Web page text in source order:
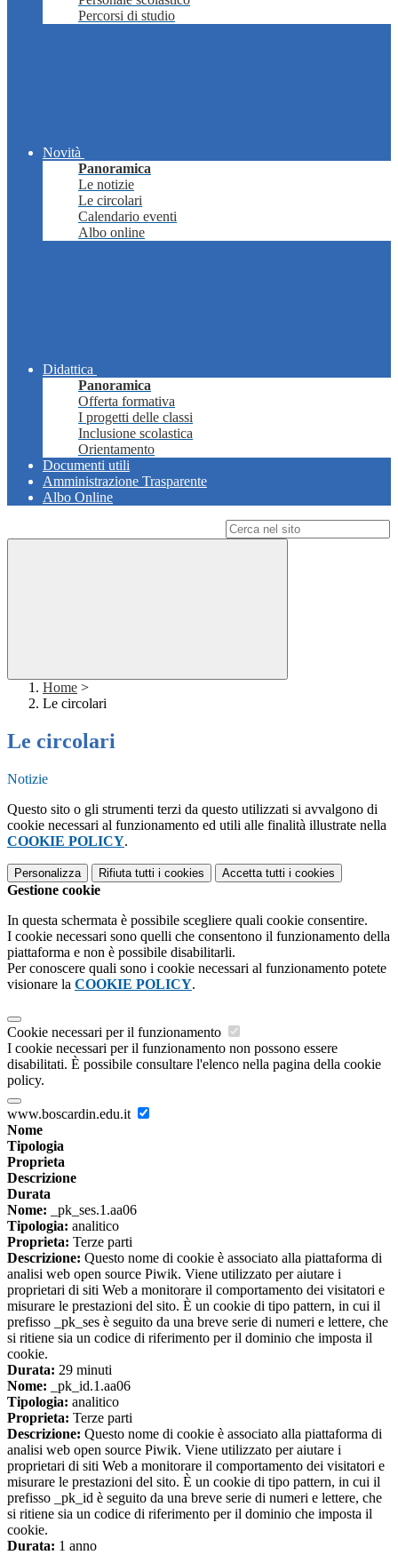
Percorsi di studio
Novità
Panoramica
Le notizie
Le circolari
Calendario eventi
Albo online
Didattica
Panoramica
Offerta formativa
I progetti delle classi
Inclusione scolastica
Orientamento
Documenti utili
Amministrazione Trasparente
Albo Online
Home >
Le circolari
Le circolari
Notizie
Questo sito o gli strumenti terzi da questo utilizzati si avvalgono di
cookie necessari al funzionamento ed utili alle finalità illustrate nella
COOKIE POLICY.
Personalizza Rifiuta tutti i cookies Accetta tutti i cookies
Gestione cookie
In questa schermata è possibile scegliere quali cookie consentire.
I cookie necessari sono quelli che consentono il funzionamento della
piattaforma e non è possibile disabilitarli.
Per conoscere quali sono i cookie necessari al funzionamento potete
visionare la COOKIE POLICY.
Cookie necessari per il funzionamento
I cookie necessari per il funzionamento non possono essere
disabilitati. È possibile consultare l'elenco nella pagina della cookie
policy.
www.boscardin.edu.it
Nome
Tipologia
Proprieta
Descrizione
Durata
Nome: _pk_ses.1.aa06
Tipologia: analitico
Proprieta: Terze parti
Descrizione: Questo nome di cookie è associato alla piattaforma di
analisi web open source Piwik. Viene utilizzato per aiutare i
proprietari di siti Web a monitorare il comportamento dei visitatori e
misurare le prestazioni del sito. È un cookie di tipo pattern, in cui il
prefisso _pk_ses è seguito da una breve serie di numeri e lettere, che
si ritiene sia un codice di riferimento per il dominio che imposta il
cookie.
Durata: 29 minuti
Nome: _pk_id.1.aa06
Tipologia: analitico
Proprieta: Terze parti
Descrizione: Questo nome di cookie è associato alla piattaforma di
analisi web open source Piwik. Viene utilizzato per aiutare i
proprietari di siti Web a monitorare il comportamento dei visitatori e
misurare le prestazioni del sito. È un cookie di tipo pattern, in cui il
prefisso _pk_id è seguito da una breve serie di numeri e lettere, che
si ritiene sia un codice di riferimento per il dominio che imposta il
cookie.
Durata: 1 anno